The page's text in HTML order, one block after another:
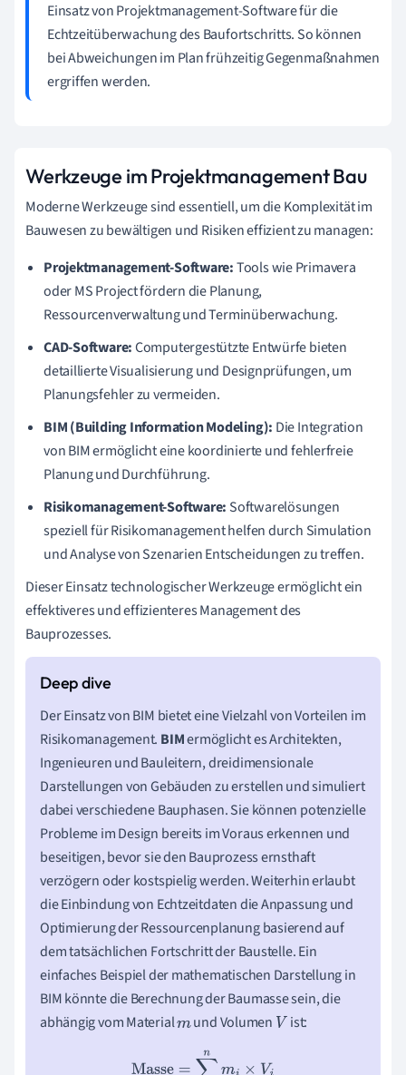
Einsatz von Projektmanagement-Software für die
Echtzeitüberwachung des Baufortschritts. So können
bei Abweichungen im Plan frühzeitig Gegenmaßnahmen
ergriffen werden.
Werkzeuge im Projektmanagement Bau
Moderne Werkzeuge sind essentiell, um die Komplexität im
Bauwesen zu bewältigen und Risiken effizient zu managen:
Projektmanagement-Software:Tools wie Primavera
oder MS Project fördern die Planung,
Ressourcenverwaltung und Terminüberwachung.
CAD-Software:Computergestützte Entwürfe bieten
detaillierte Visualisierung und Designprüfungen, um
Planungsfehler zu vermeiden.
BIM (Building Information Modeling): Die Integration
von BIM ermöglicht eine koordinierte und fehlerfreie
Planung und Durchführung.
Risikomanagement-Software: Softwarelösungen
speziell für Risikomanagement helfen durch Simulation
und Analyse von Szenarien Entscheidungen zu treffen.
Dieser Einsatz technologischer Werkzeuge ermöglicht ein
effektiveres und effizienteres Management des
Bauprozesses.
Der Einsatz von BIM bietet eine Vielzahl von Vorteilen im
Risikomanagement. BIMermöglicht es Architekten,
Ingenieuren und Bauleitern, dreidimensionale
Darstellungen von Gebäuden zu erstellen und simuliert
dabei verschiedene Bauphasen. Sie können potenzielle
Probleme im Design bereits im Voraus erkennen und
beseitigen, bevor sie den Bauprozess ernsthaft
verzögern oder kostspielig werden. Weiterhin erlaubt
die Einbindung von Echtzeitdaten die Anpassung und
Optimierung der Ressourcenplanung basierend auf
dem tatsächlichen Fortschritt der Baustelle. Ein
einfaches Beispiel der mathematischen Darstellung in
BIM könnte die Berechnung der Baumasse sein, die
abhängig vom Materialmund Volumen V ist:
Masse
∑i=1nm ×Vi